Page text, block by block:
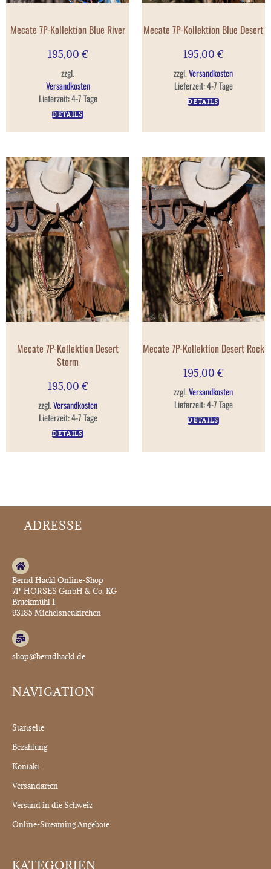
Mecate 7P-Kollektion Blue River
195,00 €
zzgl.
Versandkosten
Lieferzeit:4-7 Tage
DETAILS
Mecate 7P-Kollektion Blue Desert
195,00 €
zzgl.Versandkosten
Lieferzeit:4-7 Tage
DETAILS
Mecate 7P-Kollektion Desert
Storm
195,00 €
zzgl.Versandkosten
Lieferzeit:4-7 Tage
DETAILS
Mecate 7P-Kollektion Desert Rock
195,00 €
zzgl.Versandkosten
Lieferzeit:4-7 Tage
DETAILS
ADRESSE
Bernd Hackl Online-Shop
7P-HORSES GmbH & Co. KG
Bruckmühl 1
93185 Michelsneukirchen
shop@berndhackl.de
NAVIGATION
Startseite
Bezahlung
Kontakt
Versandarten
Versand in die Schweiz
Online-Streaming Angebote
KATEGORIEN